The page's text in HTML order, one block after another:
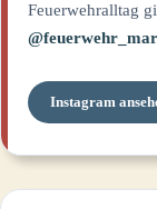
Feuerwehralltag
Instagram